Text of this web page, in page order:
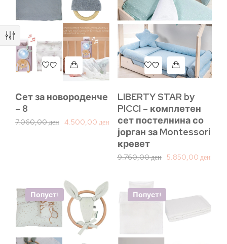
Сет за новороденче
– 8
7.060,00ден 4.500,00 ден
LIBERTY STAR by
PICCI – комплетен
сет постелнина со
јорган за Montessori
кревет
9.760,00ден 5.850,00 ден
Попуст! Попуст!